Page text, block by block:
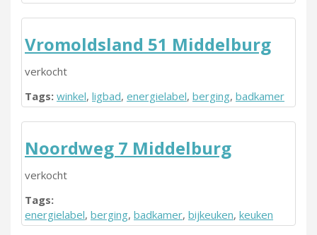
Vromoldsland 51 Middelburg
verkocht
Tags: winkel, ligbad, energielabel, berging, badkamer
Noordweg 7 Middelburg
verkocht
Tags:
energielabel, berging, badkamer, bijkeuken, keuken